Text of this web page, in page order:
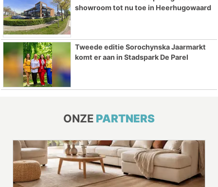
showroom tot nu toe in Heerhugowaard
Tweede editie Sorochynska Jaarmarkt
komt er aan in Stadspark De Parel
ONZE PARTNERS